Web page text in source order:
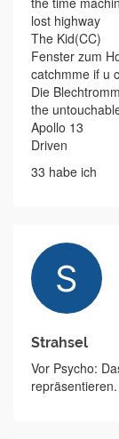
lost highway
The Kid(CC)
Fenster zum
catchmme if u
Die
the
Apollo 13
Driven
33 habe ich
Strahsel
Vor Psycho:
repräsentieren.